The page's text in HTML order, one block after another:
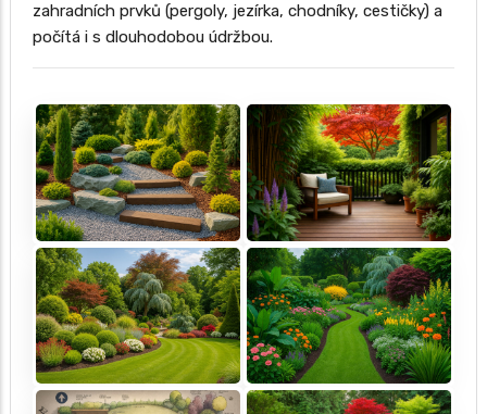
zahradních prvků (pergoly, jezírka, chodníky, cestičky) a
počítá i s dlouhodobou údržbou.